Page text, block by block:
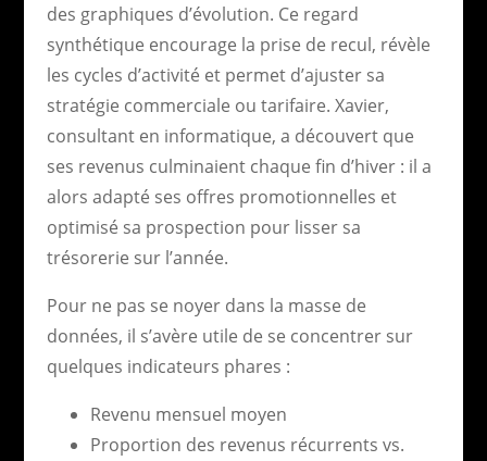
des graphiques d’évolution. Ce regard
synthétique encourage la prise de recul, révèle
les cycles d’activité et permet d’ajuster sa
stratégie commerciale ou tarifaire. Xavier,
consultant en informatique, a découvert que
ses revenus culminaient chaque fin d’hiver : il a
alors adapté ses offres promotionnelles et
optimisé sa prospection pour lisser sa
trésorerie sur l’année.
Pour ne pas se noyer dans la masse de
données, il s’avère utile de se concentrer sur
quelques indicateurs phares :
Revenu mensuel moyen
Proportion des revenus récurrents vs.